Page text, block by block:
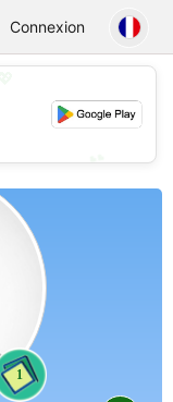
Connexion
1